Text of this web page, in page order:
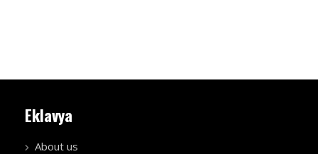
Eklavya
About us